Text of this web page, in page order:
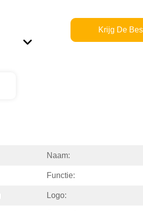
Krijg De
Naam:
Functie:
Logo: